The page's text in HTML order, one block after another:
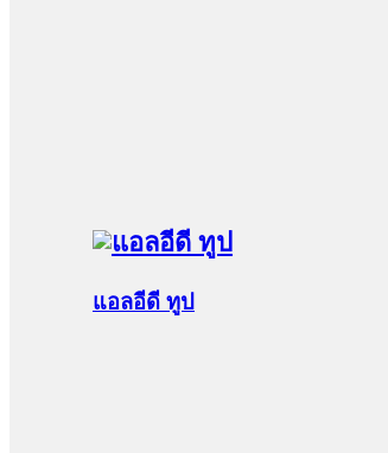
แอลอีดี ทูป